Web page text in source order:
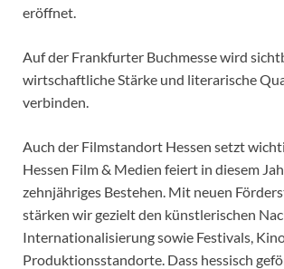
eröffnet.
Auf der Frankfurter Buchmesse wird
wirtschaftliche Stärke und literarische
verbinden.
Auch der Filmstandort Hessen setzt
Hessen Film & Medien feiert in diesem
zehnjähriges Bestehen. Mit neuen
stärken wir gezielt den künstlerischen
Internationalisierung sowie Festivals,
Produktionsstandorte. Dass hessisch